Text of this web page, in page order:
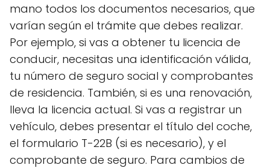
mano todos los documentos necesarios, que
varían según el trámite que debes realizar.
Por ejemplo, si vas a obtener tu licencia de
conducir, necesitas una identificación válida,
tu número de seguro social y comprobantes
de residencia. También, si es una renovación,
lleva la licencia actual. Si vas a registrar un
vehículo, debes presentar el título del coche,
el formulario T-22B (si es necesario), y el
comprobante de seguro. Para cambios de